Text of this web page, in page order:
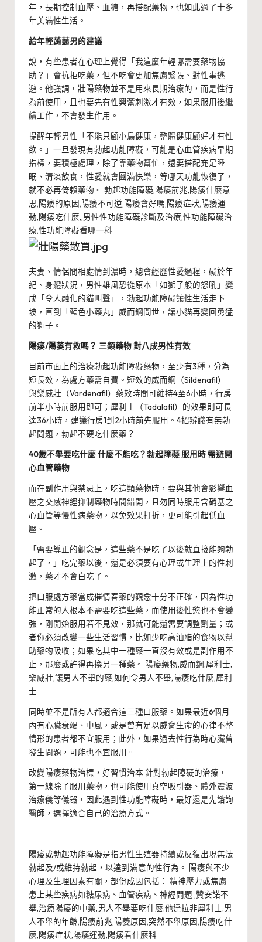
年，長期控制血壓、血糖，再搭配藥物，也如此過了十多
年美滿性生活。
給年輕蒟蒻男的建議
說，有些患者在心理上覺得「我這麼年輕哪需要藥物協
助？」會抗拒吃藥，但不吃會更加焦慮緊張、對性事逃
避。他強調，壯陽藥物並不是用來長期治療的，而是性行
為前使用，且也要先有性興奮刺激才有效，如果服用後繼
續工作，不會發生作用。
提醒年輕男性「不能只顧小鳥健康，整體健康顧好才有性
欲。」一旦發現有勃起功能障礙，可能是心血管疾病早期
指標，要積極處理，除了靠藥物幫忙，還要搭配充足睡
眠、清淡飲食，性愛就會圓滿快樂，等哪天功能恢復了，
就不必再倚賴藥物。 勃起功能障礙,陽痿前兆,陽痿什麼意
思,陽痿的原因,陽痿不可逆,陽痿會好嗎,陽痿症狀,陽痿運
動,陽痿吃什麼,,男性性功能障礙診斷及治療,性功能障礙治
療,性功能障礙看哪一科
夫妻、情侶間相處情到濃時，總會經歷性愛過程，礙於年
紀、身體狀況，男性雄風恐從原本「如獅子般的怒吼」變
成「令人融化的貓叫聲」，勃起功能障礙讓性生活走下
坡，直到「藍色小藥丸」威而鋼問世，讓小貓再變回勇猛
的獅子。
陽痿/陽萎有救嗎？ 三類藥物 對八成男性有效
目前市面上的治療勃起功能障礙藥物，至少有3種，分為
短長效，為處方藥需自費。短效的威而鋼（Sildenafil）
與樂威壯（Vardenafil）藥效時間可維持4至6小時，行房
前半小時前服用即可；犀利士（Tadalafil）的效果則可長
達36小時，建議行房1到2小時前先服用。 4招辨識有無勃
起問題，勃起不硬吃什麼藥？
40歲不舉要吃什麼 什麼不能吃？勃起障礙 服用時 需避開
心血管藥物
而在副作用與禁忌上，吃這類藥物時，要與其他會影響血
壓之交感神經抑制藥物時間錯開，且勿同時服用含硝基之
心血管等慢性病藥物，以免效果打折，更可能引起低血
壓。
「需要導正的觀念是，這些藥不是吃了以後就直接能夠勃
起了，」吃完藥以後，還是必須要有心理或生理上的性刺
激，藥才不會白吃了。
把口服處方藥當成催情春藥的觀念十分不正確，因為性功
能正常的人根本不需要吃這些藥，而使用後性慾也不會變
強，剛開始服用若不見效，那就可能還需要調整劑量；或
者你必須改變一些生活習慣，比如少吃高油脂的食物以幫
助藥物吸收；如果吃其中一種藥一直沒有效或是副作用不
止，那麼或許得再換另一種藥。 陽痿藥物,威而鋼,犀利士,
樂威壯,讓男人不舉的藥,如何令男人不舉,陽痿吃什麼,犀利
士
同時並不是所有人都適合這三種口服藥。如果最近6個月
內有心臟衰竭、中風，或是曾有足以威脅生命的心律不整
情形的患者都不宜服用；此外，如果過去性行為時心臟曾
發生問題，可能也不宜服用。
改變陽痿藥物治標，好習慣治本 針對勃起障礙的治療，
第一線除了服用藥物，也可能使用真空吸引器、體外震波
治療儀等儀器，因此遇到性功能障礙時，最好還是先諮詢
醫師，選擇適合自己的治療方式。
陽痿或勃起功能障礙是指男性生殖器持續或反復出現無法
勃起及/或維持勃起，以達到滿意的性行為。 陽痿與不少
心理及生理因素有關，部份成因包括： 精神壓力或焦慮
患上某些疾病如糖尿病、血管疾病、神經問題 ,贊安諾不
舉,治療陽痿的中藥,男人不舉要吃什麼,他達拉非犀利士,男
人不舉的年齡,陽痿前兆,陽萎原因,突然不舉原因,陽痿吃什
麼,陽痿症狀,陽痿運動,陽痿看什麼科